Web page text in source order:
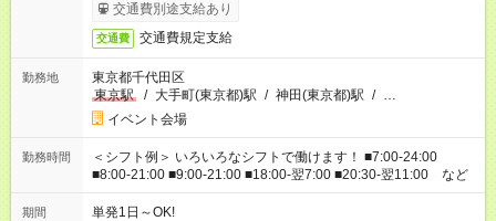
交通費別途支給あり
交通費 交通費規定支給
勤務地
東京都千代田区
東京駅
/ 大手町(東京都)駅 / 神田(東京都)駅 / …
イベント会場
勤務時間
＜シフト例＞ いろいろなシフトで働けます！ ■7:00-24:00
■8:00-21:00 ■9:00-21:00 ■18:00-翌7:00 ■20:30-翌11:00 など
期間 単発1日～OK!